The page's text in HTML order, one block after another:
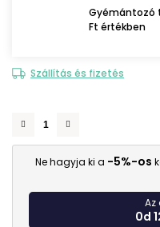
Gyémántozó
Ft értékben
Szállítás és fizetés
Ne hagyja ki a -5%-os
Az
0d